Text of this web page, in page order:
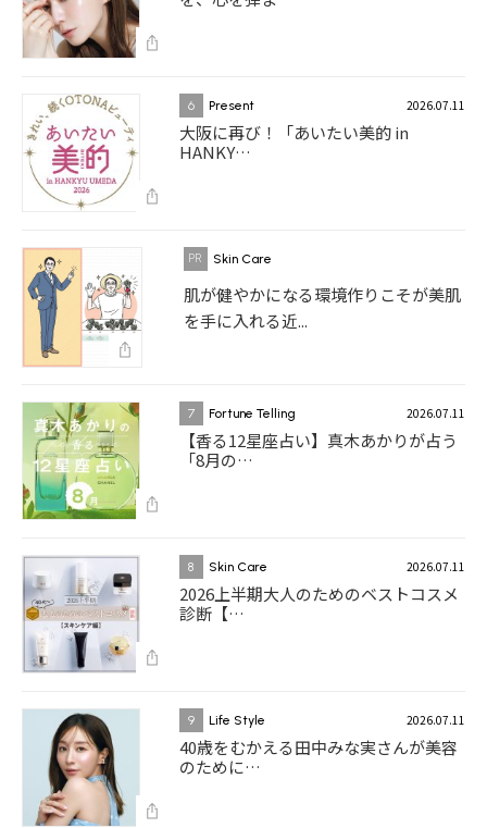
6 Present 2026.07.11
大阪に再び！「あいたい美的 in
HANKY…
Skin Care
肌が健やかになる環境作りこそが美肌
を手に入れる近...
7 Fortune Telling 2026.07.11
【香る12星座占い】真木あかりが占う
「8月の…
8 Skin Care 2026.07.11
2026上半期大人のためのベストコスメ
診断【…
9 Life Style 2026.07.11
40歳をむかえる田中みな実さんが美容
のために…